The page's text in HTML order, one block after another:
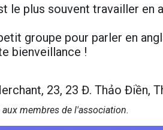
le plus souvent travailler en
groupe pour parler en
bienveillance !
23, 23 Đ. Thảo Điền,
membres de l'association.